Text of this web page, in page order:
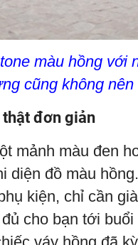
màu hồng với
cũng không nên
đơn giản
mảnh màu đen
diện đồ màu
kiện, chỉ cần
cho bạn tới buổi